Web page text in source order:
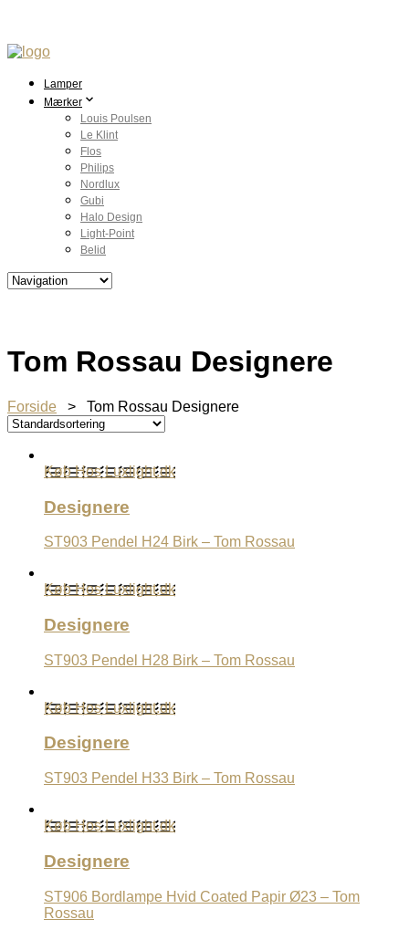
Lamper
Mærker
Louis Poulsen
Le Klint
Flos
Philips
Nordlux
Gubi
Halo Design
Light-Point
Belid
Tom Rossau Designere
Forside > Tom Rossau Designere
Køb Hos Luxlight.dk
Designere
ST903 Pendel H24 Birk – Tom Rossau
Køb Hos Luxlight.dk
Designere
ST903 Pendel H28 Birk – Tom Rossau
Køb Hos Luxlight.dk
Designere
ST903 Pendel H33 Birk – Tom Rossau
Køb Hos Luxlight.dk
Designere
ST906 Bordlampe Hvid Coated Papir Ø23 – Tom
Rossau